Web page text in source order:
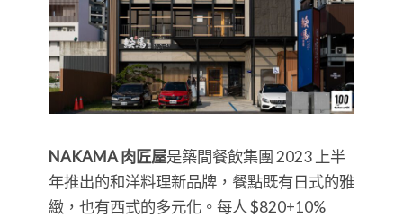
NAKAMA 肉匠屋是築間餐飲集團 2023 上半
年推出的和洋料理新品牌，餐點既有日式的雅
緻，也有西式的多元化。每人 $820+10%